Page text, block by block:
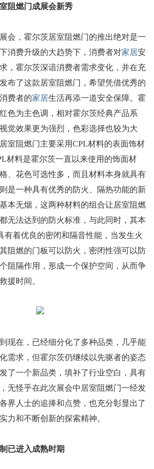
阻燃门成展会新秀
，霍尔茨居室阻燃门的推出绝对是一
消费升级的大趋势下，消费者对家居安
，霍尔茨深谙消费者需求变化，并在充
布了这款居室阻燃门，希望凭借优秀的
费者的家居生活再添一道安全保障。霍
色为主色调，相对霍尔茨经典产品系
觉效果更为强烈，色彩选择也较为大
室阻燃门主要采用CPL材料的表面饰材
材料是霍尔茨一直以来使用的饰面材
、花色可选性多，而且材料本身就具有
是一种具有优秀的防火、隔热功能的新
本无烟，这两种材料的组合让居室阻燃
无法达到的防火标准，与此同时，其本
有着优良的密闭和隔音性能，当发生火
阻燃的门板可以防火，密闭性强可以防
阻隔作用，形成一个保护空间，从而争
援时间。
在，已经细分化了多种品类，几乎能
需求，但霍尔茨仍继续以先驱者的姿态
了一个新品类，填补了行业空白，具有
无怪乎在此次展会中居室阻燃门一经发
界人士的追捧和点赞，也充分彰显出了
力和不断创新的探索精神。
已进入成熟时期